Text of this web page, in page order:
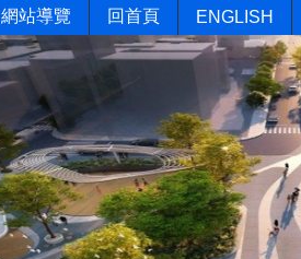
網站導覽 回首頁 ENGLISH